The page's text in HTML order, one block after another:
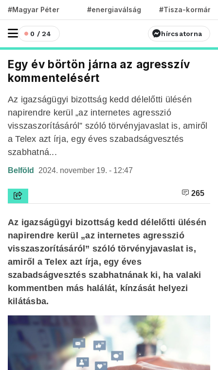
#Magyar Péter #energiaválság #Tisza-kormány
0 / 24 hírcsatorna
Egy év börtön járna az agresszív
kommentelésért
Az igazságügyi bizottság kedd délelőtti ülésén
napirendre kerül „az internetes agresszió
visszaszorításáról” szóló törvényjavaslat is, amiről
a Telex azt írja, egy éves szabadságvesztés
szabhatná...
Belföld 2024. november 19. - 12:47
265
Az igazságügyi bizottság kedd délelőtti ülésén
napirendre kerül „az internetes agresszió
visszaszorításáról” szóló törvényjavaslat is,
amiről a Telex azt írja, egy éves
szabadságvesztés szabhatnának ki, ha valaki
kommentben más halálát, kínzását helyezi
kilátásba.